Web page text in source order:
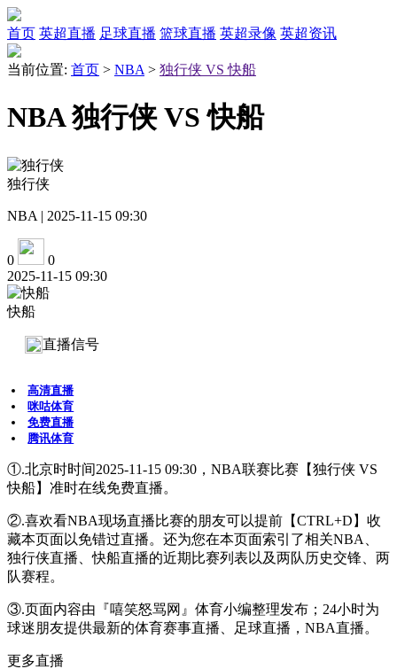
首页 英超直播 足球直播 篮球直播 英超录像 英超资讯
当前位置: 首页 > NBA > 独行侠 VS 快船
NBA 独行侠 VS 快船
独行侠
NBA | 2025-11-15 09:30
0
0
2025-11-15 09:30
快船
直播信号
高清直播
咪咕体育
免费直播
腾讯体育
①.北京时时间2025-11-15 09:30，NBA联赛比赛【独行侠 VS
快船】准时在线免费直播。
②.喜欢看NBA现场直播比赛的朋友可以提前【CTRL+D】收
藏本页面以免错过直播。还为您在本页面索引了相关NBA、
独行侠直播、快船直播的近期比赛列表以及两队历史交锋、两
队赛程。
③.页面内容由『嘻笑怒骂网』体育小编整理发布；24小时为
球迷朋友提供最新的体育赛事直播、足球直播，NBA直播。
更多直播